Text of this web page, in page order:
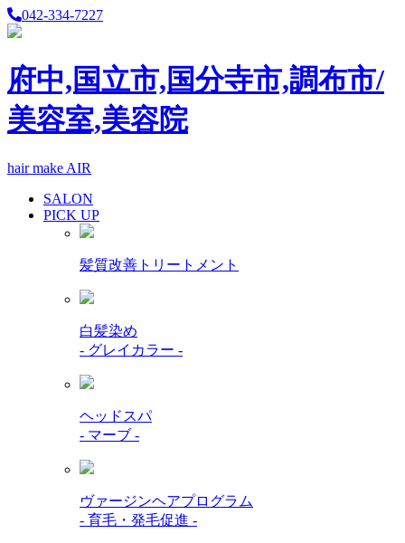
042-334-7227
府中,国立市,国分寺市,調布市/
美容室,美容院
hair make AIR
SALON
PICK UP
髪質改善トリートメント
白髪染め
- グレイカラー -
ヘッドスパ
- マーブ -
ヴァージンヘアプログラム
- 育毛・発毛促進 -